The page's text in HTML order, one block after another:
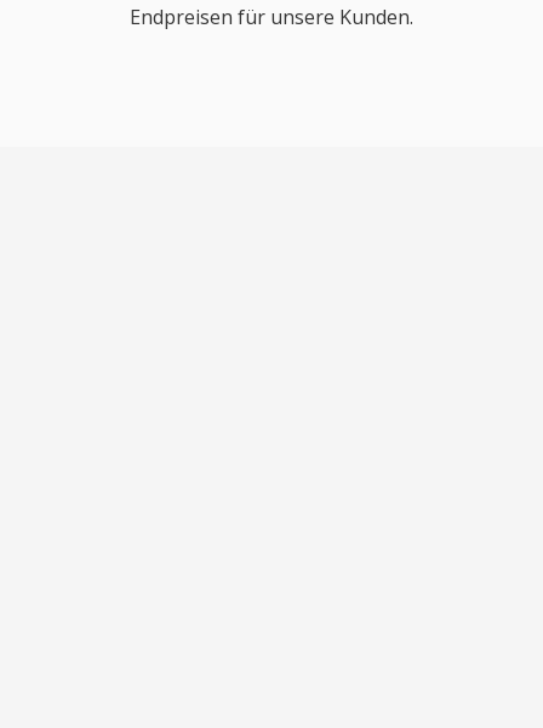
Endpreisen für unsere Kunden.